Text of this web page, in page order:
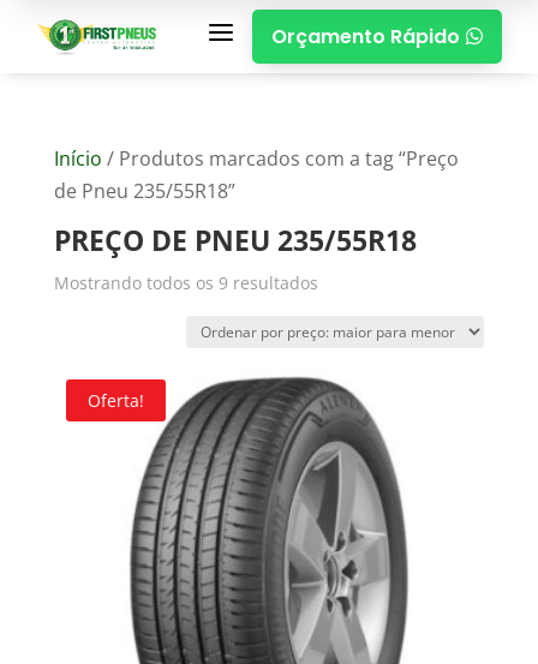
a Orçamento Rápido 
Início / Produtos marcados com a tag “Preço
de Pneu 235/55R18”
PREÇO DE PNEU 235/55R18
Mostrando todos os 9 resultados
Oferta!